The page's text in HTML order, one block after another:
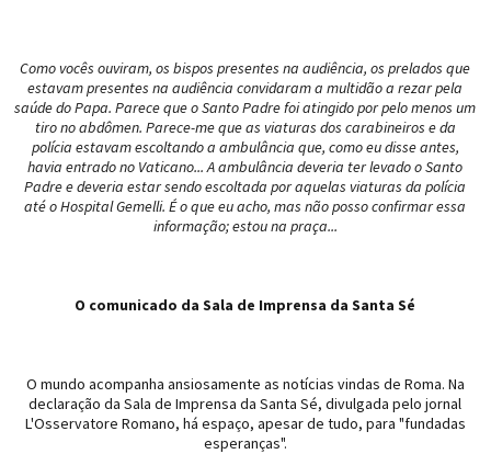
Como vocês ouviram, os bispos presentes na audiência, os prelados que
estavam presentes na audiência convidaram a multidão a rezar pela
saúde do Papa. Parece que o Santo Padre foi atingido por pelo menos um
tiro no abdômen. Parece-me que as viaturas dos carabineiros e da
polícia estavam escoltando a ambulância que, como eu disse antes,
havia entrado no Vaticano... A ambulância deveria ter levado o Santo
Padre e deveria estar sendo escoltada por aquelas viaturas da polícia
até o Hospital Gemelli. É o que eu acho, mas não posso confirmar essa
informação; estou na praça...
O comunicado da Sala de Imprensa da Santa Sé
O mundo acompanha ansiosamente as notícias vindas de Roma. Na
declaração da Sala de Imprensa da Santa Sé, divulgada pelo jornal
L'Osservatore Romano, há espaço, apesar de tudo, para "fundadas
esperanças".